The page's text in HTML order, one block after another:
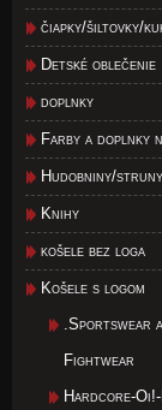
čiapky/šiltovky/
Detské oblečenie
doplnky
Farby a doplnky
Hudobniny/struny
Knihy
košele bez loga
Košele s logom
.Sportswear
Fightwear
Hardcore-